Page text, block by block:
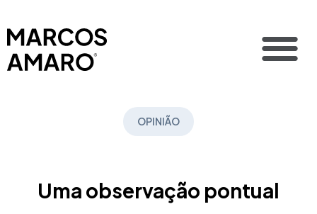
OPINIÃO
Uma observação pontual